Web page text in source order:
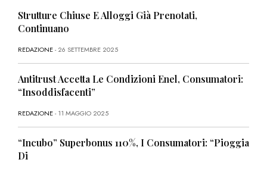
Strutture Chiuse E Alloggi Già Prenotati,
Continuano
REDAZIONE- 26 SETTEMBRE 2025
Antitrust Accetta Le Condizioni Enel, Consumatori:
“Insoddisfacenti”
REDAZIONE- 11 MAGGIO 2025
“Incubo” Superbonus 110%, I Consumatori: “Pioggia
Di